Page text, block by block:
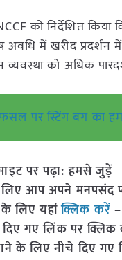
को निर्देशित
में खरीद प्रदर्शन
को अधिक
पर स्टिंग बग का
पर पढ़ा: हमसे जुड़ें
आप अपने मनपसंद
लिए यहांक्लिक करें
गए लिंक पर क्लिक
के लिए नीचे दिए